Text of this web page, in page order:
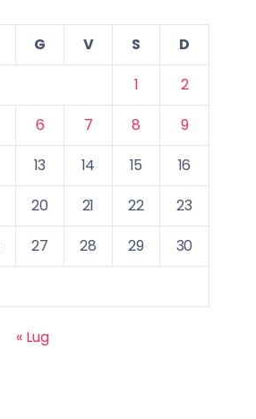
G V S
D
1
2
6 7 8
9
13 14 15
16
20 21 22
23
27 28 29
30
« Lug